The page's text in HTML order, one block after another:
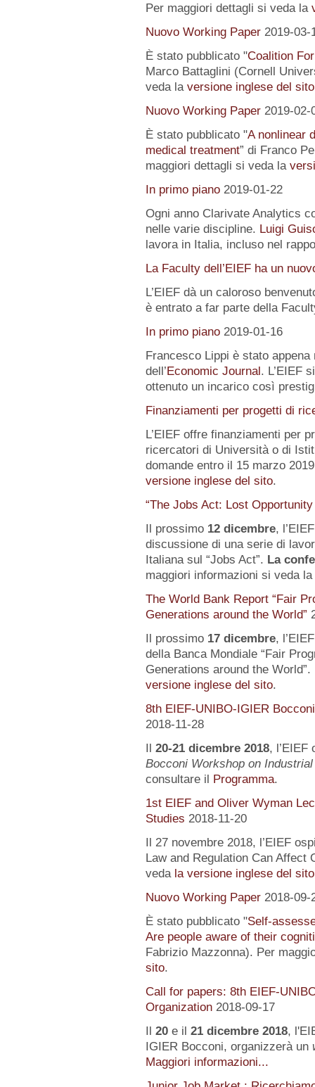
Per maggiori dettagli si veda la
Nuovo Working Paper 2019-03-
È stato pubblicato "Coalition
Marco Battaglini (Cornell
veda la versione inglese del sito
Nuovo Working Paper 2019-02-
È stato pubblicato "A nonlinear
medical treatment” di Franco
maggiori dettagli si veda la
In primo piano 2019-01-22
Ogni anno Clarivate Analytics
nelle varie discipline. Luigi
lavora in Italia, incluso nel
La Faculty dell’EIEF ha un
L’EIEF dà un caloroso
è entrato a far parte della
In primo piano 2019-01-16
Francesco Lippi è stato
dell’Economic Journal. L’EIEF
ottenuto un incarico così
Finanziamenti per progetti di
L’EIEF offre finanziamenti per
ricercatori di Università o di
domande entro il 15 marzo
versione inglese del sito.
“The Jobs Act: Lost
Il prossimo 12 dicembre,
discussione di una serie di
Italiana sul “Jobs Act”. La
maggiori informazioni si veda la
The World Bank Report “Fair
Generations around the World”
Il prossimo 17 dicembre,
della Banca Mondiale “Fair
Generations around the
versione inglese del sito.
8th EIEF-UNIBO-IGIER
2018-11-28
Il 20-21 dicembre 2018, l’EIEF
Bocconi Workshop on
consultare il Programma.
1st EIEF and Oliver Wyman
Studies 2018-11-20
Il 27 novembre 2018, l’EIEF
Law and Regulation Can Affect
veda la versione inglese del
Nuovo Working Paper 2018-09-
È stato pubblicato "Self-
Are people aware of their
Fabrizio Mazzonna). Per
sito.
Call for papers: 8th EIEF-
Organization 2018-09-17
Il 20 e il 21 dicembre 2018,
IGIER Bocconi, organizzerà un
Maggiori informazioni...